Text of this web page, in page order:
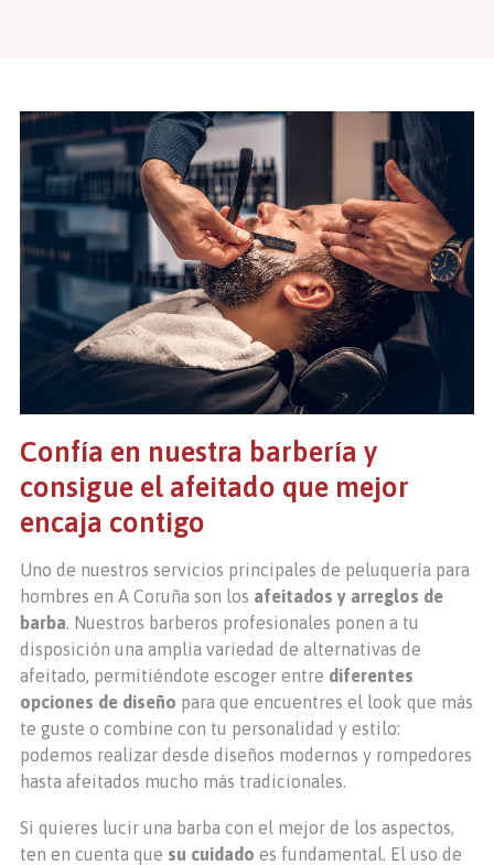
Confía en nuestra barbería y
consigue el afeitado que mejor
encaja contigo
Uno de nuestros servicios principales de peluquería para
hombres en A Coruña son los afeitados y arreglos de
barba. Nuestros barberos profesionales ponen a tu
disposición una amplia variedad de alternativas de
afeitado, permitiéndote escoger entre diferentes
opciones de diseño para que encuentres el look que más
te guste o combine con tu personalidad y estilo:
podemos realizar desde diseños modernos y rompedores
hasta afeitados mucho más tradicionales.
Si quieres lucir una barba con el mejor de los aspectos,
ten en cuenta que su cuidado es fundamental. El uso de